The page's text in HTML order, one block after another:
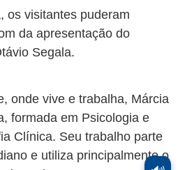
os visitantes puderam
da apresentação do
Segala.
onde vive e trabalha, Márcia
formada em Psicologia e
Clínica. Seu trabalho parte
e utiliza principalmente o